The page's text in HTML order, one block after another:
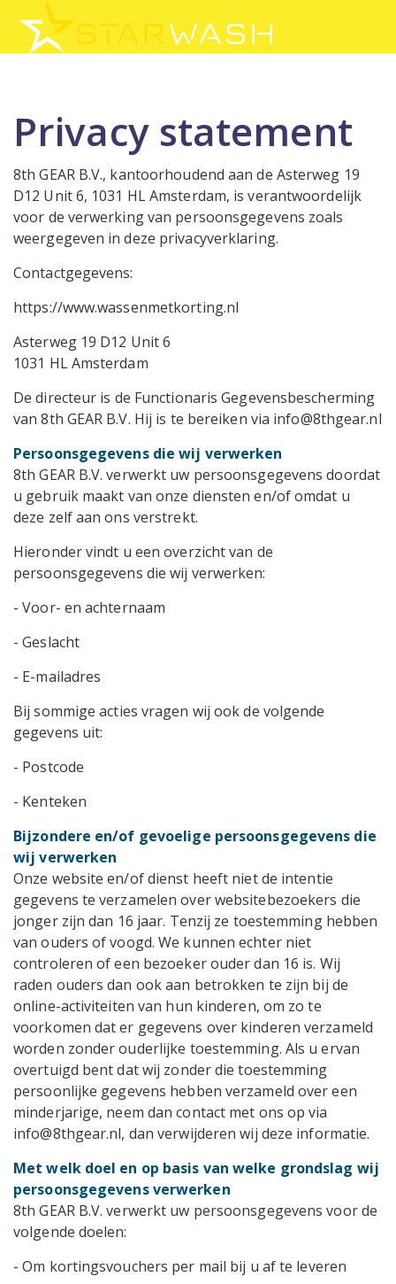
Privacy statement
8th GEAR B.V., kantoorhoudend aan de Asterweg 19
D12 Unit 6, 1031 HL Amsterdam, is verantwoordelijk
voor de verwerking van persoonsgegevens zoals
weergegeven in deze privacyverklaring.
Contactgegevens:
https://www.wassenmetkorting.nl
Asterweg 19 D12 Unit 6
1031 HL Amsterdam
De directeur is de Functionaris Gegevensbescherming
van 8th GEAR B.V. Hij is te bereiken via info@8thgear.nl
Persoonsgegevens die wij verwerken
8th GEAR B.V. verwerkt uw persoonsgegevens doordat
u gebruik maakt van onze diensten en/of omdat u
deze zelf aan ons verstrekt.
Hieronder vindt u een overzicht van de
persoonsgegevens die wij verwerken:
- Voor- en achternaam
- Geslacht
- E-mailadres
Bij sommige acties vragen wij ook de volgende
gegevens uit:
- Postcode
- Kenteken
Bijzondere en/of gevoelige persoonsgegevens die
wij verwerken
Onze website en/of dienst heeft niet de intentie
gegevens te verzamelen over websitebezoekers die
jonger zijn dan 16 jaar. Tenzij ze toestemming hebben
van ouders of voogd. We kunnen echter niet
controleren of een bezoeker ouder dan 16 is. Wij
raden ouders dan ook aan betrokken te zijn bij de
online-activiteiten van hun kinderen, om zo te
voorkomen dat er gegevens over kinderen verzameld
worden zonder ouderlijke toestemming. Als u ervan
overtuigd bent dat wij zonder die toestemming
persoonlijke gegevens hebben verzameld over een
minderjarige, neem dan contact met ons op via
info@8thgear.nl, dan verwijderen wij deze informatie.
Met welk doel en op basis van welke grondslag wij
persoonsgegevens verwerken
8th GEAR B.V. verwerkt uw persoonsgegevens voor de
volgende doelen:
- Om kortingsvouchers per mail bij u af te leveren